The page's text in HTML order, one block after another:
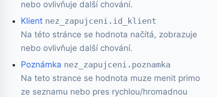
nebo ovlivňuje další chování.
Klient nez_zapujceni.id_klient
Na této stránce se hodnota načítá, zobrazuje
nebo ovlivňuje další chování.
Poznámka nez_zapujceni.poznamka
Na teto strance se hodnota muze menit primo
ze seznamu nebo pres rychlou/hromadnou